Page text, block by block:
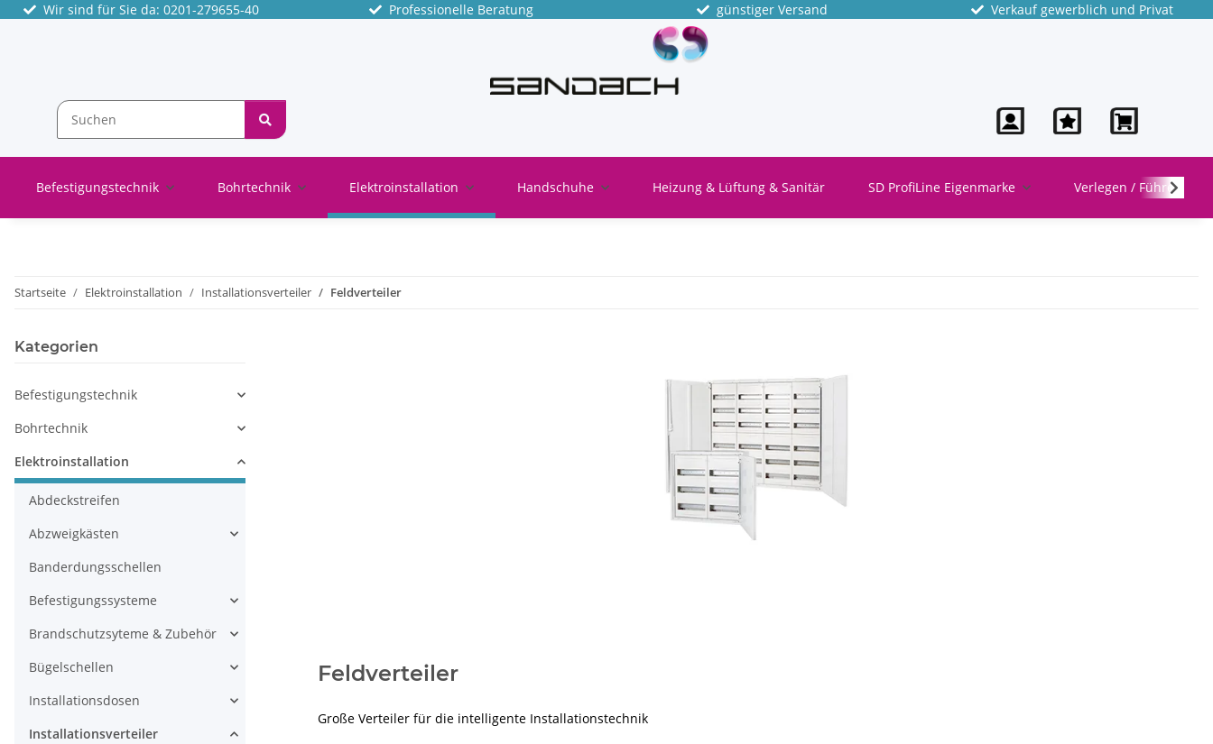
Wir sind für Sie da: 0201-279655-40 Professionelle Beratung günstiger Versand Verkauf gewerblich und Privat
Befestigungstechnik Bohrtechnik Elektroinstallation Handschuhe Heizung & Lüftung & Sanitär SD ProfiLine Eigenmarke Verlegen / Führen
Startseite Elektroinstallation Installationsverteiler Feldverteiler
Feldverteiler
Große Verteiler für die intelligente Installationstechnik
Kategorien
Befestigungstechnik
Bohrtechnik
Elektroinstallation
Abdeckstreifen
Abzweigkästen
Banderdungsschellen
Befestigungssysteme
Brandschutzsyteme & Zubehör
Bügelschellen
Installationsdosen
Installationsverteiler